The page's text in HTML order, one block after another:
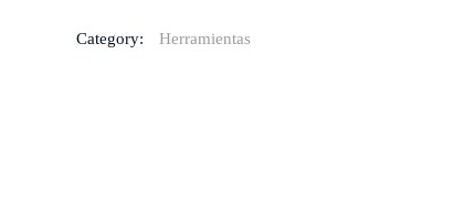
Category: Herramientas